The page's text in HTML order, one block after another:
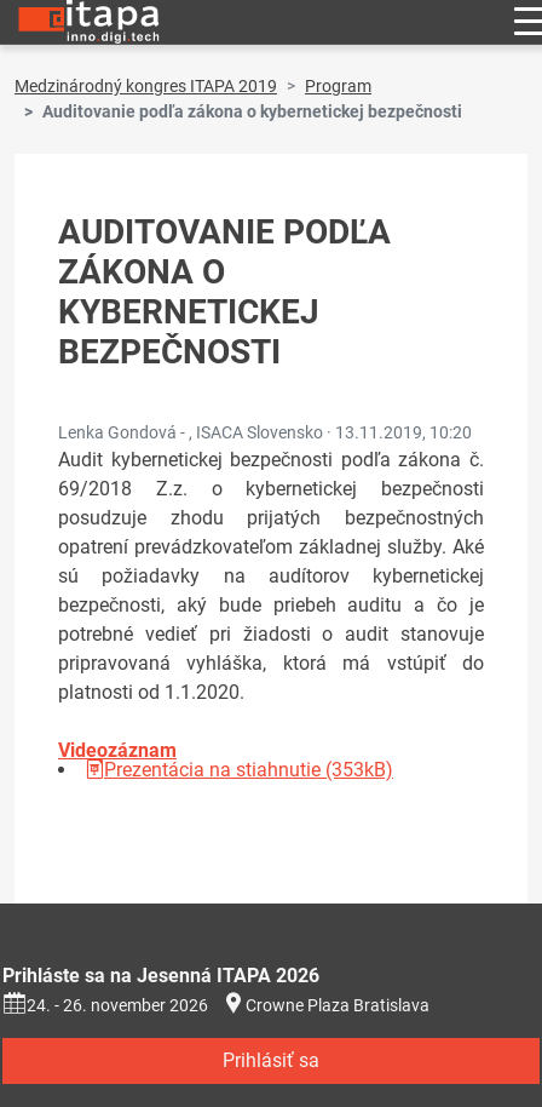
Medzinárodný kongres ITAPA 2019
Program
Auditovanie podľa zákona o kybernetickej bezpečnosti
AUDITOVANIE PODĽA
ZÁKONA O
KYBERNETICKEJ
BEZPEČNOSTI
Lenka Gondová - , ISACA Slovensko · 13.11.2019, 10:20
Audit kybernetickej bezpečnosti podľa zákona č.
69/2018 Z.z. o kybernetickej bezpečnosti
posudzuje zhodu prijatých bezpečnostných
opatrení prevádzkovateľom základnej služby. Aké
sú požiadavky na audítorov kybernetickej
bezpečnosti, aký bude priebeh auditu a čo je
potrebné vedieť pri žiadosti o audit stanovuje
pripravovaná vyhláška, ktorá má vstúpiť do
platnosti od 1.1.2020.
Videozáznam
Prezentácia na stiahnutie (353kB)
Prihláste sa na Jesenná ITAPA 2026
24. - 26. november 2026 Crowne Plaza Bratislava
Prihlásiť sa